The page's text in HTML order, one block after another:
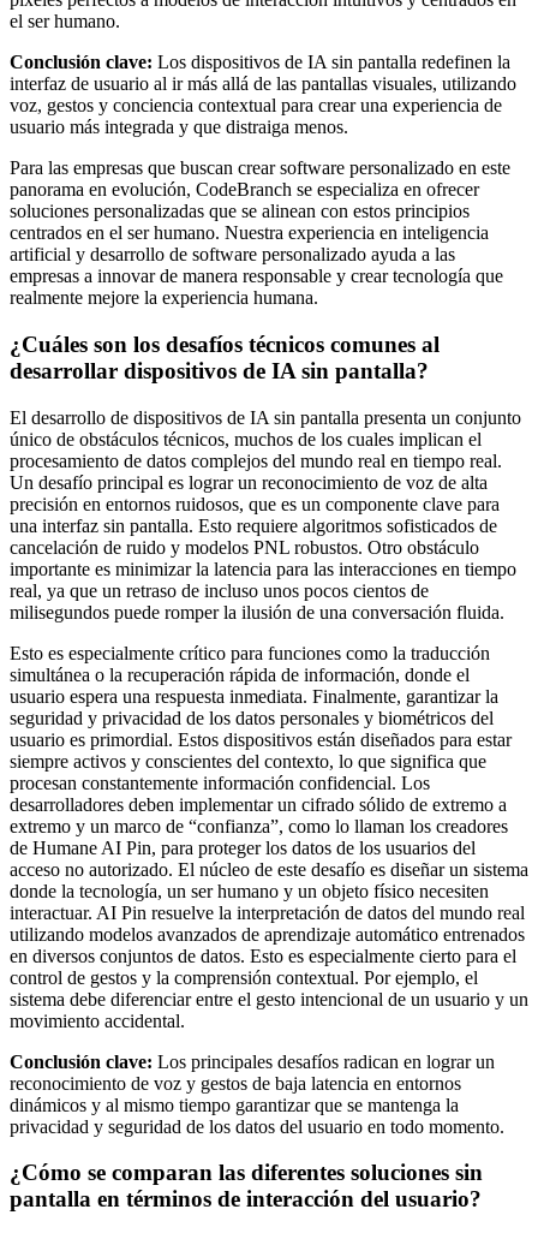
el ser humano.
Conclusión clave: Los dispositivos de IA sin pantalla redefinen la
interfaz de usuario al ir más allá de las pantallas visuales, utilizando
voz, gestos y conciencia contextual para crear una experiencia de
usuario más integrada y que distraiga menos.
Para las empresas que buscan crear software personalizado en este
panorama en evolución, CodeBranch se especializa en ofrecer
soluciones personalizadas que se alinean con estos principios
centrados en el ser humano. Nuestra experiencia en inteligencia
artificial y desarrollo de software personalizado ayuda a las
empresas a innovar de manera responsable y crear tecnología que
realmente mejore la experiencia humana.
¿Cuáles son los desafíos técnicos comunes al
desarrollar dispositivos de IA sin pantalla?
El desarrollo de dispositivos de IA sin pantalla presenta un conjunto
único de obstáculos técnicos, muchos de los cuales implican el
procesamiento de datos complejos del mundo real en tiempo real.
Un desafío principal es lograr un reconocimiento de voz de alta
precisión en entornos ruidosos, que es un componente clave para
una interfaz sin pantalla. Esto requiere algoritmos sofisticados de
cancelación de ruido y modelos PNL robustos. Otro obstáculo
importante es minimizar la latencia para las interacciones en tiempo
real, ya que un retraso de incluso unos pocos cientos de
milisegundos puede romper la ilusión de una conversación fluida.
Esto es especialmente crítico para funciones como la traducción
simultánea o la recuperación rápida de información, donde el
usuario espera una respuesta inmediata. Finalmente, garantizar la
seguridad y privacidad de los datos personales y biométricos del
usuario es primordial. Estos dispositivos están diseñados para estar
siempre activos y conscientes del contexto, lo que significa que
procesan constantemente información confidencial. Los
desarrolladores deben implementar un cifrado sólido de extremo a
extremo y un marco de “confianza”, como lo llaman los creadores
de Humane AI Pin, para proteger los datos de los usuarios del
acceso no autorizado. El núcleo de este desafío es diseñar un sistema
donde la tecnología, un ser humano y un objeto físico necesiten
interactuar. AI Pin resuelve la interpretación de datos del mundo real
utilizando modelos avanzados de aprendizaje automático entrenados
en diversos conjuntos de datos. Esto es especialmente cierto para el
control de gestos y la comprensión contextual. Por ejemplo, el
sistema debe diferenciar entre el gesto intencional de un usuario y un
movimiento accidental.
Conclusión clave: Los principales desafíos radican en lograr un
reconocimiento de voz y gestos de baja latencia en entornos
dinámicos y al mismo tiempo garantizar que se mantenga la
privacidad y seguridad de los datos del usuario en todo momento.
¿Cómo se comparan las diferentes soluciones sin
pantalla en términos de interacción del usuario?